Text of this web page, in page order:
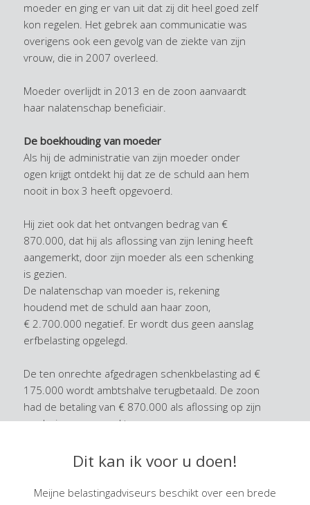
moeder en ging er van uit dat zij dit heel goed zelf
kon regelen. Het gebrek aan communicatie was
overigens ook een gevolg van de ziekte van zijn
vrouw, die in 2007 overleed.
Moeder overlijdt in 2013 en de zoon aanvaardt
haar nalatenschap beneficiair.
De boekhouding van moeder
Als hij de administratie van zijn moeder onder
ogen krijgt ontdekt hij dat ze de schuld aan hem
nooit in box 3 heeft opgevoerd.
Hij ziet ook dat het ontvangen bedrag van €
870.000, dat hij als aflossing van zijn lening heeft
aangemerkt, door zijn moeder als een schenking
is gezien.
De nalatenschap van moeder is, rekening
houdend met de schuld aan haar zoon,
€ 2.700.000 negatief. Er wordt dus geen aanslag
erfbelasting opgelegd.
De ten onrechte afgedragen schenkbelasting ad €
175.000 wordt ambtshalve terugbetaald. De zoon
had de betaling van € 870.000 als aflossing op zijn
vordering aangemerkt.
Teveel box 3 heffing betaald
inkomen, vanwege het niet opvoeren van de
Dit kan ik voor u doen!
Meijne belastingadviseurs beschikt over een brede